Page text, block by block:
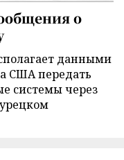
о
данными
США передать
системы через